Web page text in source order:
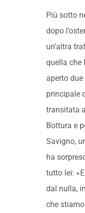
Più sotto
dopo
un’altra
quella che
aperto
principale
transitata
Bottura e
Savigno,
ha
tutto lei:
dal nulla,
che